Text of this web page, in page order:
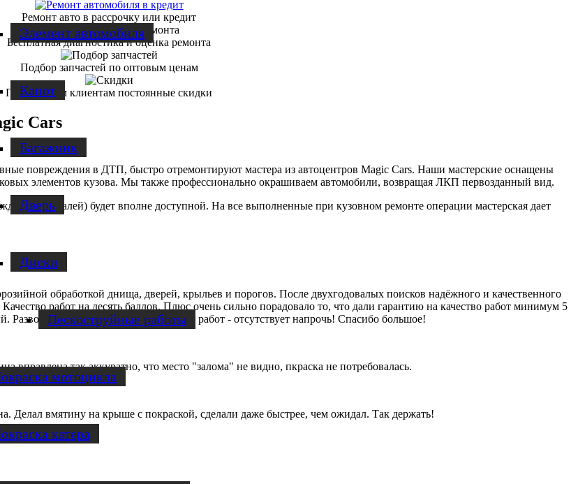
Элемент автомобиля
Капот
Багажник
Дверь
Диски
Пескоструйные работы
мотоцикла
катера
Ремонт авто в рассрочку или кредит
Бесплатная диагностика и оценка ремонта
Подбор запчастей по оптовым ценам
Постоянным клиентам постоянные скидки
Cars
повреждения в ДТП, быстро отремонтируют мастера из автоцентров Magic Cars. Наши мастерские оснащены
элементов кузова. Мы также профессионально окрашиваем автомобили, возвращая ЛКП первозданный вид.
деталей) будет вполне доступной. На все выполненные при кузовном ремонте операции мастерская дает
обработкой днища, дверей, крыльев и порогов. После двухгодовалых поисков надёжного и качественного
работ на десять баллов. Плюс очень сильно порадовало то, что дали гарантию на качество работ минимум 5
на деньги при низком качестве работ - отсутствует напрочь! Спасибо большое!
так аккуратно, что место "залома" не видно, пкраска не потребовалась.
Делал вмятину на крыше с покраской, сделали даже быстрее, чем ожидал. Так держать!